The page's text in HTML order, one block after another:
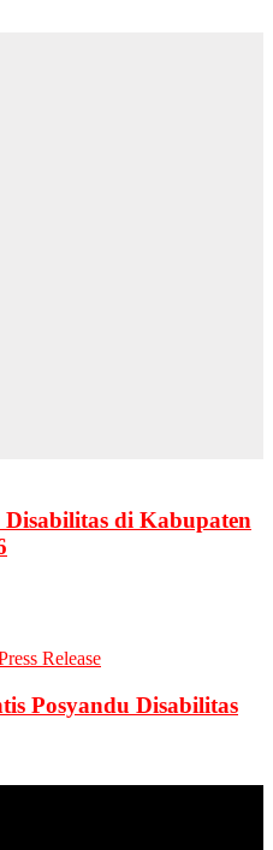
di Kabupaten
Release
Posyandu Disabilitas